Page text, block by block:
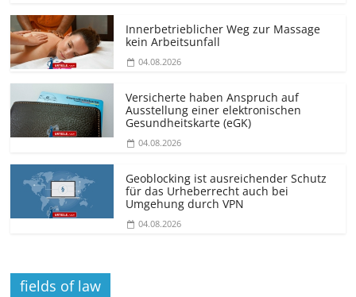
Innerbetrieblicher Weg zur Massage
kein Arbeitsunfall
04.08.2026
Versicherte haben Anspruch auf
Ausstellung einer elektronischen
Gesundheitskarte (eGK)
04.08.2026
Geoblocking ist ausreichender Schutz
für das Urheberrecht auch bei
Umgehung durch VPN
04.08.2026
fields of law